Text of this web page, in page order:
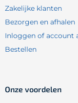
Zakelijke klanten
Bezorgen en afhalen
Inloggen of account
Bestellen
Onze voordelen